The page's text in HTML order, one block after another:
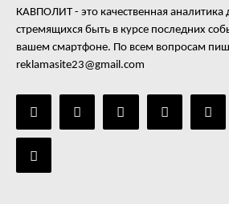
КАВПОЛИТ - это качественная
стремящихся быть в курсе последних
вашем смартфоне. По всем вопросам
reklamasite23@gmail.com